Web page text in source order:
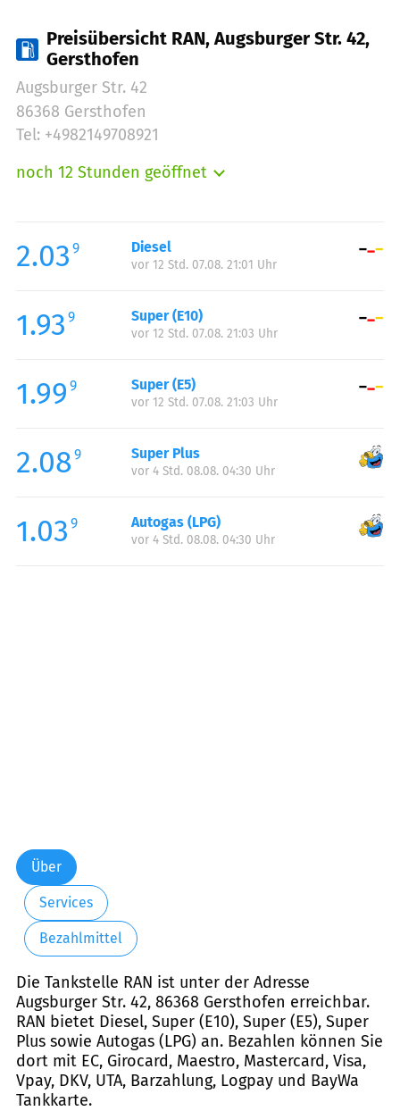
Preisübersicht RAN, Augsburger Str. 42,
Gersthofen
Augsburger Str. 42
86368 Gersthofen
Tel: +4982149708921
noch 12 Stunden geöffnet
Mittwoch:
05:00-23:59
Donnerstag:
Samstag:
07:00-23:59
Sonntag:
2.03 9 Diesel
vor 12 Std. 07.08. 21:01 Uhr
1.93 9 Super (E10)
vor 12 Std. 07.08. 21:03 Uhr
1.99 9 Super (E5)
vor 12 Std. 07.08. 21:03 Uhr
2.08 9 Super Plus
vor 4 Std. 08.08. 04:30 Uhr
1.03 9 Autogas (LPG)
vor 4 Std. 08.08. 04:30 Uhr
Über
Services
Bezahlmittel
Die Tankstelle RAN ist unter der Adresse
Augsburger Str. 42, 86368 Gersthofen erreichbar.
RAN bietet Diesel, Super (E10), Super (E5), Super
Plus sowie Autogas (LPG) an. Bezahlen können Sie
dort mit EC, Girocard, Maestro, Mastercard, Visa,
Vpay, DKV, UTA, Barzahlung, Logpay und BayWa
Tankkarte.